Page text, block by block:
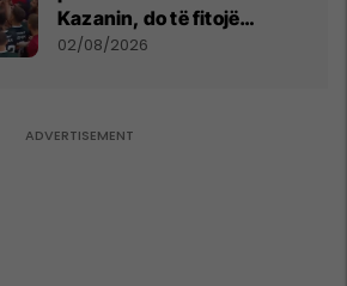
Kazanin, do të fitojë
miliona te Spartak Moska
02/08/2026